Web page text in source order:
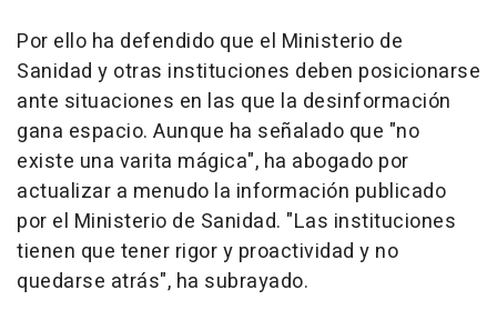
Por ello ha defendido que el Ministerio de
Sanidad y otras instituciones deben posicionarse
ante situaciones en las que la desinformación
gana espacio. Aunque ha señalado que "no
existe una varita mágica", ha abogado por
actualizar a menudo la información publicado
por el Ministerio de Sanidad. "Las instituciones
tienen que tener rigor y proactividad y no
quedarse atrás", ha subrayado.